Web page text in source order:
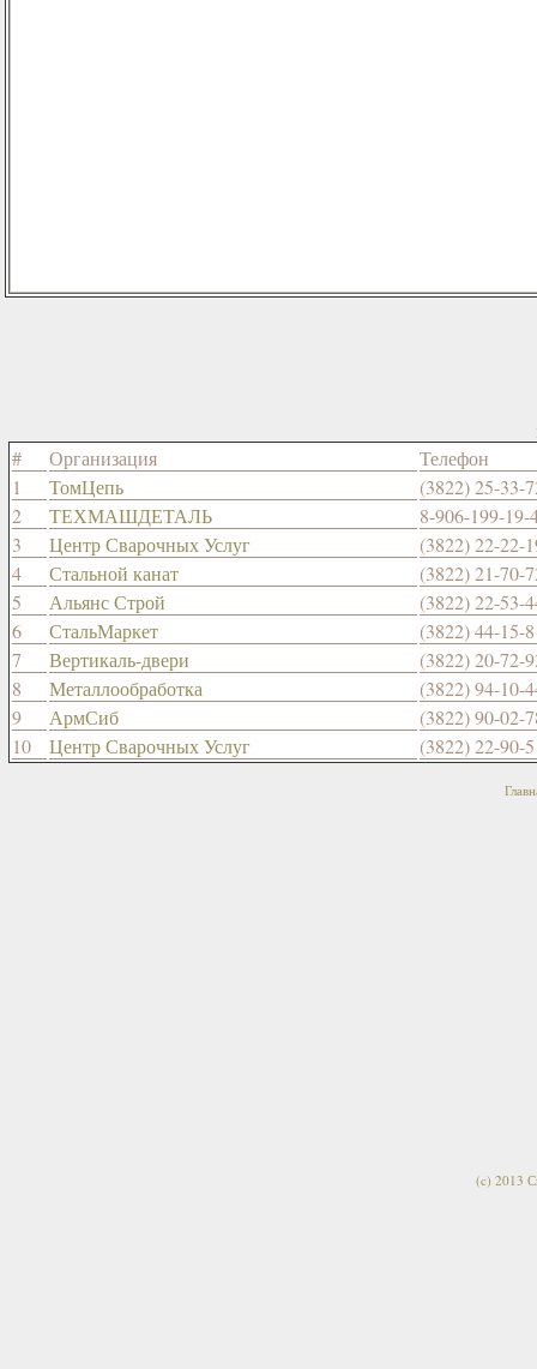
# Организация
Телефон
1
ТомЦепь
(3822) 25-33-
2
ТЕХМАШДЕТАЛЬ
8-906-199-19-
3
Центр Сварочных Услуг
(3822) 22-22-
4
Стальной канат
(3822) 21-70-
5
Альянс Строй
(3822) 22-53-
6
СтальМаркет
(3822) 44-15-
7
Вертикаль-двери
(3822) 20-72-
8
Металлообработка
(3822) 94-10-
9
АрмСиб
(3822) 90-02-
10
Центр Сварочных Услуг (3822) 22-90-
(c) 2013